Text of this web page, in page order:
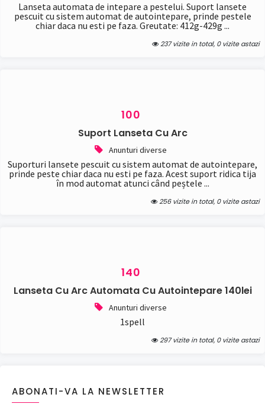
Lanseta automata de intepare a pestelui. Suport lansete
pescuit cu sistem automat de autointepare, prinde pestele
chiar daca nu esti pe faza. Greutate: 412g-429g ...
237 vizite in total, 0 vizite astazi
100
Suport Lanseta Cu Arc
Anunturi diverse
Suporturi lansete pescuit cu sistem automat de autointepare,
prinde peste chiar daca nu esti pe faza. Acest suport ridica tija
în mod automat atunci când peștele ...
256 vizite in total, 0 vizite astazi
140
Lanseta Cu Arc Automata Cu Autointepare 140lei
Anunturi diverse
1spell
297 vizite in total, 0 vizite astazi
ABONATI-VA LA NEWSLETTER